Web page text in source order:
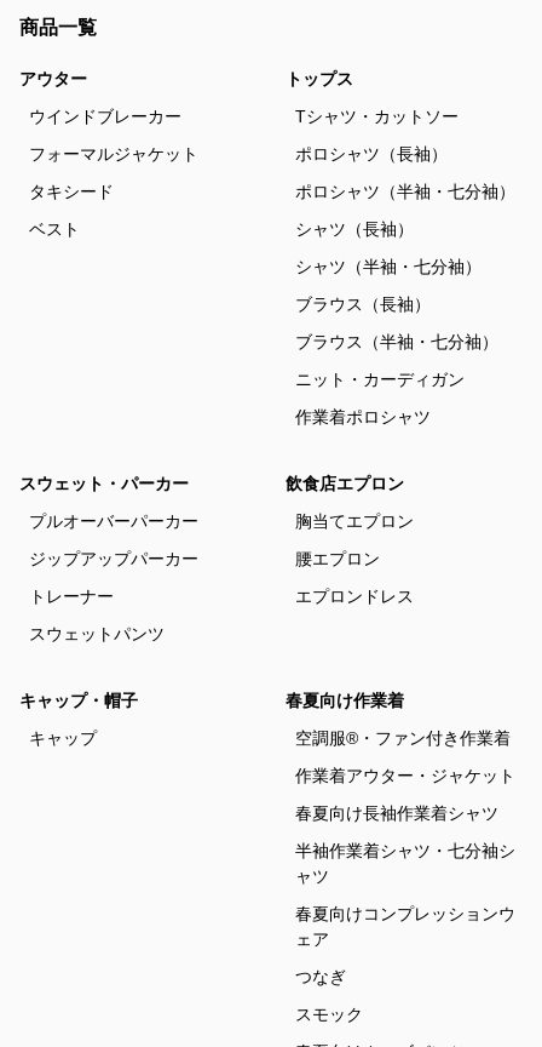
商品一覧
アウター
ウインドブレーカー
フォーマルジャケット
タキシード
ベスト
トップス
Tシャツ・カットソー
ポロシャツ（長袖）
ポロシャツ（半袖・七分袖）
シャツ（長袖）
シャツ（半袖・七分袖）
ブラウス（長袖）
ブラウス（半袖・七分袖）
ニット・カーディガン
作業着ポロシャツ
スウェット・パーカー
プルオーバーパーカー
ジップアップパーカー
トレーナー
スウェットパンツ
飲食店エプロン
胸当てエプロン
腰エプロン
エプロンドレス
キャップ・帽子
キャップ
春夏向け作業着
空調服®・ファン付き作業着
作業着アウター・ジャケット
春夏向け長袖作業着シャツ
半袖作業着シャツ・七分袖シ
ャツ
春夏向けコンプレッションウ
ェア
つなぎ
スモック